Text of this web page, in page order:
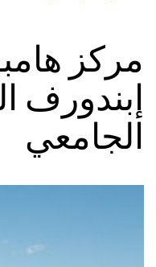
مركز
إبندورف
الجامعي